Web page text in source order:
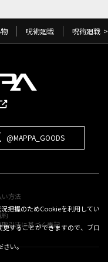
呪術廻戦 呪術廻戦 >
@MAPPA_GOODS
い方法
約
引法に基づく表記
把握のためCookieを利用してい
することができますので、ブロ
さい。